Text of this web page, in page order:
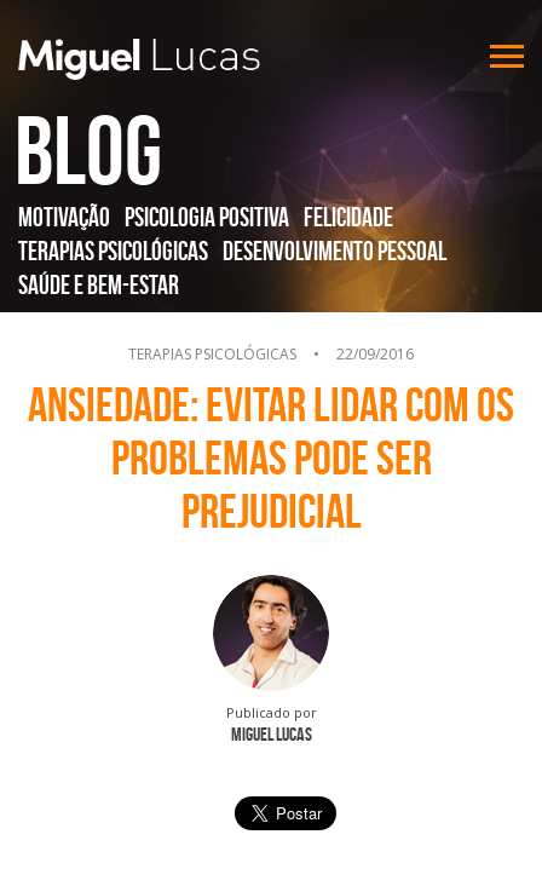
Blog
Motivação Psicologia Positiva Felicidade
Terapias Psicológicas Desenvolvimento Pessoal
Saúde e Bem-Estar
TERAPIAS PSICOLÓGICAS • 22/09/2016
Ansiedade: Evitar lidar com os
problemas pode ser
prejudicial
Publicado por
Miguel Lucas